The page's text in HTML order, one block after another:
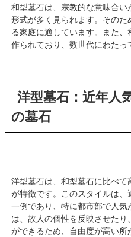
和型墓石は、宗教的な意味合
形式が多く見られます。その
る家庭に適しています。また
作られており、数世代にわたっ
洋型墓石：近年人気のモダンスタイル
の墓石
洋型墓石は、和型墓石に比べ
が特徴です。このスタイルは
一例であり、特に都市部で人
は、故人の個性を反映させた
ができるため、自由度が高い所